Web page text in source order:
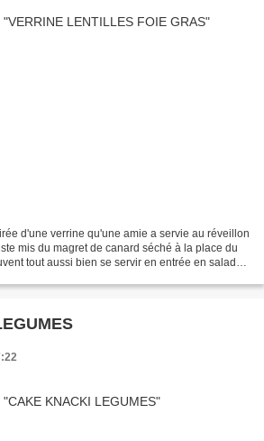
d'une verrine qu'une amie a servie au réveillon
mis du magret de canard séché à la place du
tout aussi bien se servir en entrée en salade.